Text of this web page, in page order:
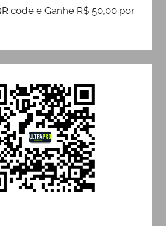
code e Ganhe R$ 50,00 por